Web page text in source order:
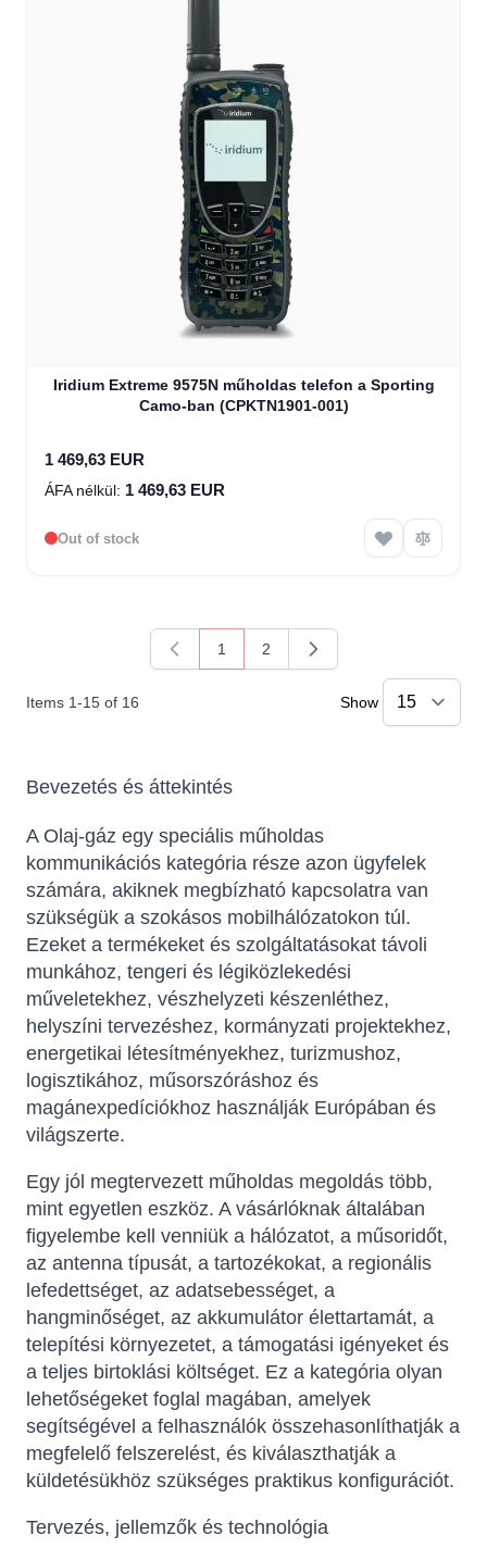
Iridium Extreme 9575N műholdas telefon a Sporting
Camo-ban (CPKTN1901-001)
1 469,63 EUR
1 469,63 EUR
Out of stock
Items 1-15 of 16
You're currently reading page
1
Page
2
Show
Bevezetés és áttekintés
A Olaj-gáz egy speciális műholdas
kommunikációs kategória része azon ügyfelek
számára, akiknek megbízható kapcsolatra van
szükségük a szokásos mobilhálózatokon túl.
Ezeket a termékeket és szolgáltatásokat távoli
munkához, tengeri és légiközlekedési
műveletekhez, vészhelyzeti készenléthez,
helyszíni tervezéshez, kormányzati projektekhez,
energetikai létesítményekhez, turizmushoz,
logisztikához, műsorszóráshoz és
magánexpedíciókhoz használják Európában és
világszerte.
Egy jól megtervezett műholdas megoldás több,
mint egyetlen eszköz. A vásárlóknak általában
figyelembe kell venniük a hálózatot, a műsoridőt,
az antenna típusát, a tartozékokat, a regionális
lefedettséget, az adatsebességet, a
hangminőséget, az akkumulátor élettartamát, a
telepítési környezetet, a támogatási igényeket és
a teljes birtoklási költséget. Ez a kategória olyan
lehetőségeket foglal magában, amelyek
segítségével a felhasználók összehasonlíthatják a
megfelelő felszerelést, és kiválaszthatják a
küldetésükhöz szükséges praktikus konfigurációt.
Tervezés, jellemzők és technológia